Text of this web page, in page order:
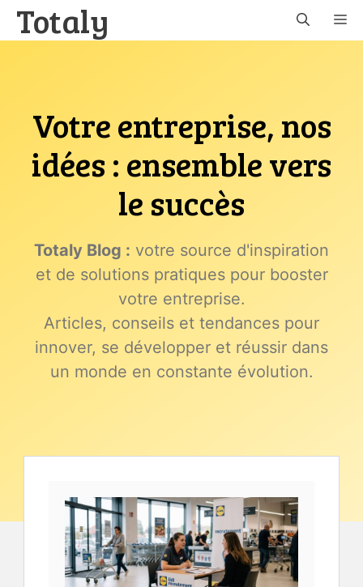
AllerTotaly
Votre entreprise, nos
idées : ensemble vers
le succès
Totaly Blog : votre source d'inspiration
et de solutions pratiques pour booster
votre entreprise.
Articles, conseils et tendances pour
innover, se développer et réussir dans
un monde en constante évolution.